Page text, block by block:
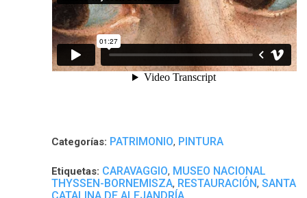
Categorías: PATRIMONIO, PINTURA
Etiquetas: CARAVAGGIO, MUSEO NACIONAL
THYSSEN-BORNEMISZA, RESTAURACIÓN, SANTA